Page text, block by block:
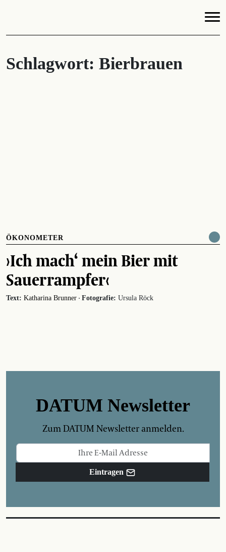
Schlagwort: Bierbrauen
ÖKONOMETER
›Ich mach‘ mein Bier mit
Sauerrampfer‹
Text: Katharina Brunner · Fotografie: Ursula Röck
DATUM Newsletter
Zum DATUM Newsletter anmelden.
Eintragen